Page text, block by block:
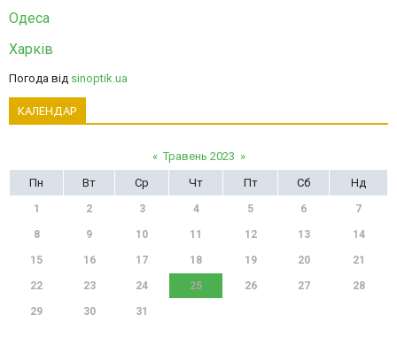
Одеса
Харків
Погода від sinoptik.ua
КАЛЕНДАР
« Травень 2023 »
Пн
Вт Ср Чт Пт Сб Нд
1 2 3 4 5 6 7
8 9 10 11 12 13 14
15 16 17 18 19 20 21
22 23 24 25 26 27 28
29 30 31